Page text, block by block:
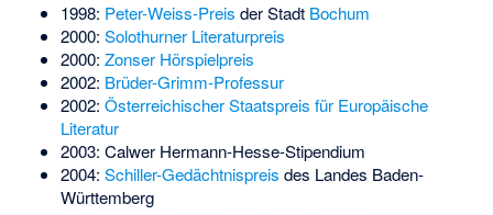
1998: Peter-Weiss-Preis der Stadt Bochum
2000: Solothurner Literaturpreis
2000: Zonser Hörspielpreis
2002: Brüder-Grimm-Professur
2002: Österreichischer Staatspreis für Europäische
Literatur
2003: Calwer Hermann-Hesse-Stipendium
2004: Schiller-Gedächtnispreis des Landes Baden-
Württemberg